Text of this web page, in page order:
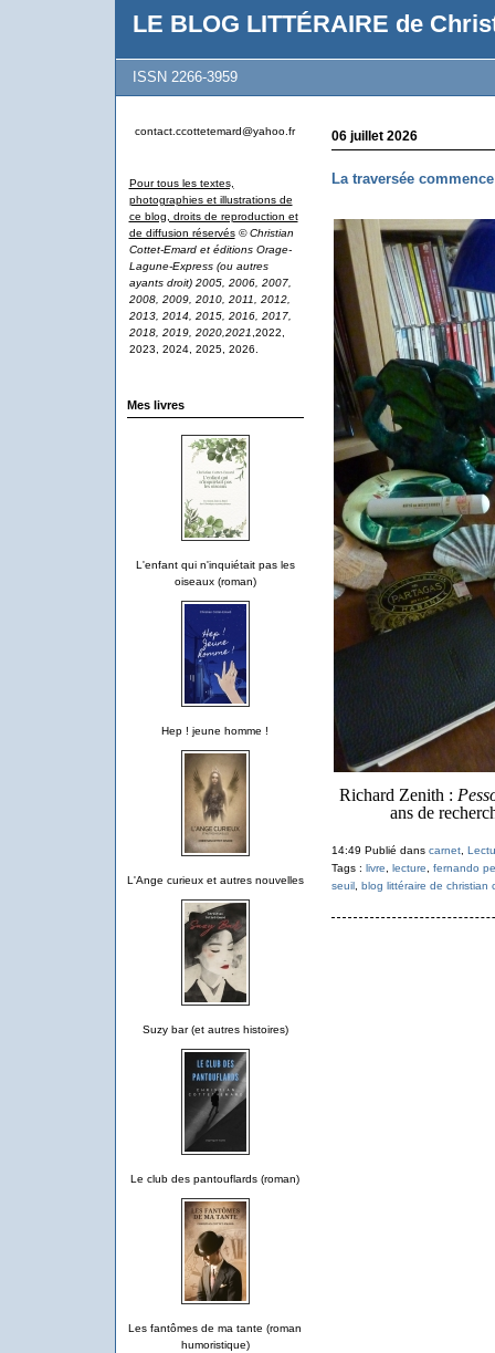
LE BLOG LITTÉRAIRE de
ISSN 2266-3959
contact.ccottetemard@yahoo.fr
Pour tous les textes,
photographies et illustrations de
ce blog, droits de reproduction et
de diffusion réservés © Christian
Cottet-Emard et éditions Orage-
Lagune-Express (ou autres
ayants droit) 2005, 2006, 2007,
2008, 2009, 2010, 2011, 2012,
2013, 2014, 2015, 2016, 2017,
2018, 2019, 2020,2021 ,2022,
2023, 2024, 2025, 2026.
Mes livres
L'enfant qui n'inquiétait pas les
oiseaux (roman)
Hep ! jeune homme !
L'Ange curieux et autres nouvelles
Suzy bar (et autres histoires)
Le club des pantouflards (roman)
Les fantômes de ma tante (roman
humoristique)
06 juillet 2026
La traversée
Richard Zenith :
ans de
14:49 Publié dans carnet,
Tags : livre lecture
fernando
seuil, blog littéraire de christian